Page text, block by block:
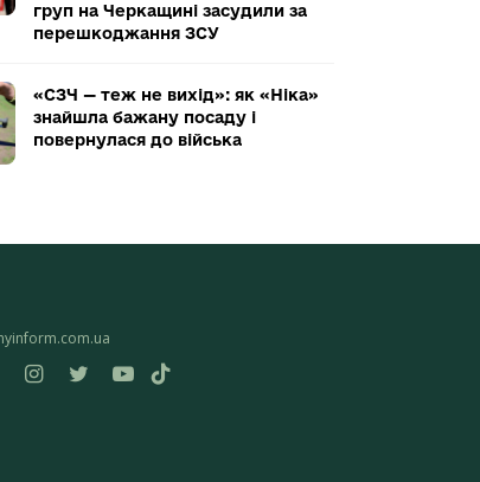
груп на Черкащині засудили за
перешкоджання ЗСУ
«СЗЧ — теж не вихід»: як «Ніка»
знайшла бажану посаду і
повернулася до війська